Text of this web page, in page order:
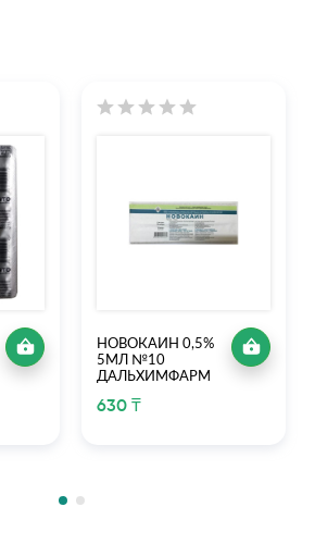
НОВОКАИН 0,5%
5МЛ №10
ДАЛЬХИМФАРМ
630 ₸